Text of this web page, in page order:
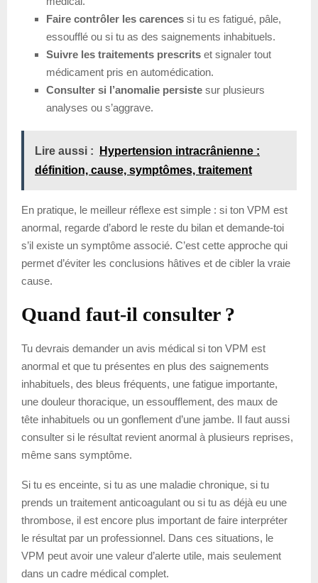
Faire contrôler les carences si tu es fatigué, pâle,
essoufflé ou si tu as des saignements inhabituels.
Suivre les traitements prescrits et signaler tout
médicament pris en automédication.
Consulter si l’anomalie persiste sur plusieurs
analyses ou s’aggrave.
Lire aussi :
Hypertension intracrânienne :
définition, cause, symptômes, traitement
En pratique, le meilleur réflexe est simple : si ton VPM est
anormal, regarde d’abord le reste du bilan et demande-toi
s’il existe un symptôme associé. C’est cette approche qui
permet d’éviter les conclusions hâtives et de cibler la vraie
cause.
Quand faut-il consulter ?
Tu devrais demander un avis médical si ton VPM est
anormal et que tu présentes en plus des saignements
inhabituels, des bleus fréquents, une fatigue importante,
une douleur thoracique, un essoufflement, des maux de
tête inhabituels ou un gonflement d’une jambe. Il faut aussi
consulter si le résultat revient anormal à plusieurs reprises,
même sans symptôme.
Si tu es enceinte, si tu as une maladie chronique, si tu
prends un traitement anticoagulant ou si tu as déjà eu une
thrombose, il est encore plus important de faire interpréter
le résultat par un professionnel. Dans ces situations, le
VPM peut avoir une valeur d’alerte utile, mais seulement
dans un cadre médical complet.